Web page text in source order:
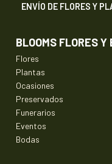
ENVÍO DE FLORES Y
BLOOMS FLORES Y
Flores
Plantas
Ocasiones
Preservados
Funerarios
Eventos
Bodas